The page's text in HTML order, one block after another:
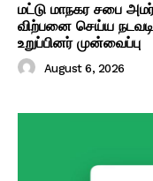
மட்டு மாநகர சபை
விற்பனை செய்ய
உறுப்பினர் முன்வைப்பு
August 6, 2026